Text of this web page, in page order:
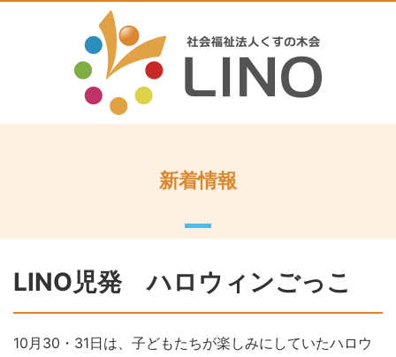
新着情報
LINO児発 ハロウィンごっこ
10月30・31日は、子どもたちが楽しみにしていたハロウ